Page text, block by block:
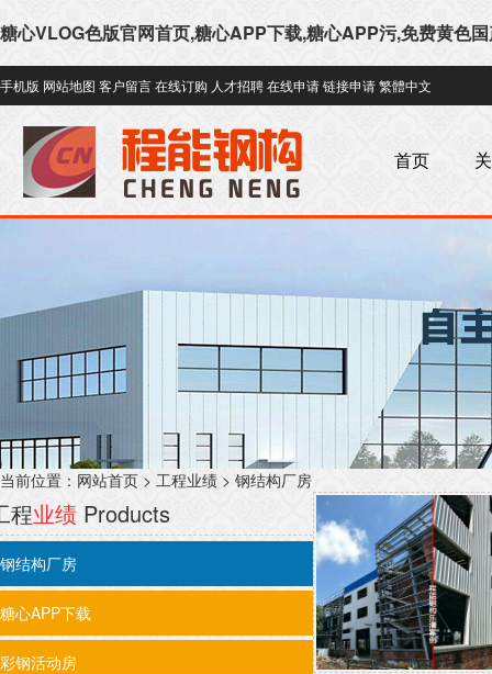
糖心VLOG色版官网首页,糖心APP下载,糖心APP污,免费黄色
手机版 网站地图 客户留言在线订购 人才招聘在线申请链接申请繁體中文
首页
当前位置： 网站首页 > 工程业绩 > 钢结构厂房
程业绩 Products
钢结构厂房
糖心APP下载
彩钢活动房